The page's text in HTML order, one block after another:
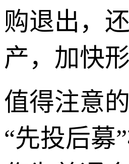
购退出，
产，加快
值得注意
“先投后募